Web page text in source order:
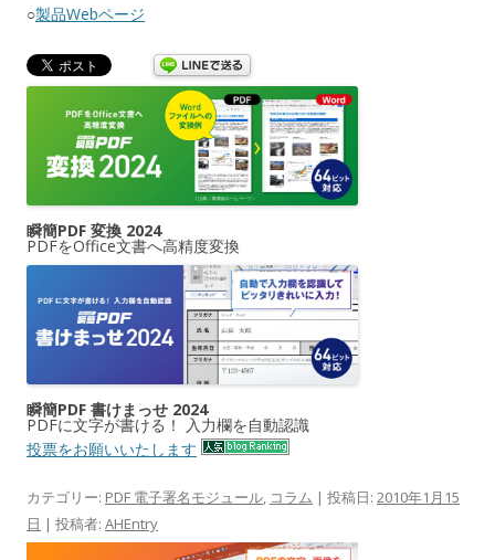
○製品Webページ
瞬簡PDF 変換 2024
PDFをOffice文書へ高精度変換
瞬簡PDF 書けまっせ 2024
PDFに文字が書ける！ 入力欄を自動認識
投票をお願いいたします
カテゴリー: PDF 電子署名モジュール, コラム | 投稿日: 2010年1月15
日 | 投稿者: AHEntry